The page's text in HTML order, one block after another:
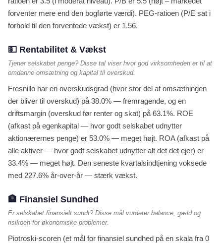
forventer mere end den bogførte værdi). PEG-ratioen (P/E sat i
forhold til den forventede vækst) er 1.56.
💵 Rentabilitet & Vækst
Tjener selskabet penge? Disse tal viser hvor god virksomheden er til at
omdanne omsætning og kapital til overskud.
Fresnillo har en overskudsgrad (hvor stor del af omsætningen
der bliver til overskud) på 38.0% — fremragende, og en
driftsmargin (overskud før renter og skat) på 63.1%. ROE
(afkast på egenkapital — hvor godt selskabet udnytter
aktionærernes penge) er 53.0% — meget højt. ROA (afkast på
alle aktiver — hvor godt selskabet udnytter alt det det ejer) er
33.4% — meget højt. Den seneste kvartalsindtjening voksede
med 227.6% år-over-år — stærk vækst.
🏦 Finansiel Sundhed
Er selskabet finansielt sundt? Disse mål vurderer balance, gæld og
risikoen for økonomiske problemer.
Piotroski-scoren (et mål for finansiel sundhed på en skala fra 0